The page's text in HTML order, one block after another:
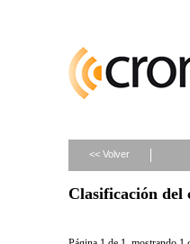
<< Volver
Clasificación